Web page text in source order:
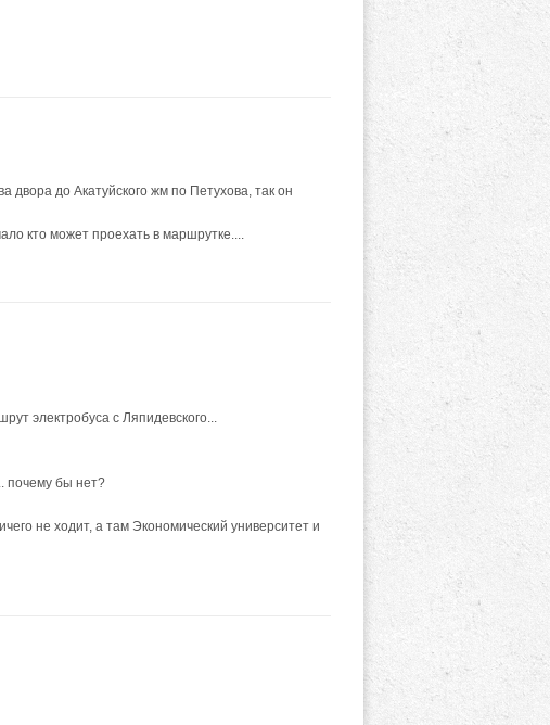
до Акатуйского жм по Петухова, так он
кто может проехать в маршрутке....
электробуса с Ляпидевского...
почему бы нет?
не ходит, а там Экономический университет и